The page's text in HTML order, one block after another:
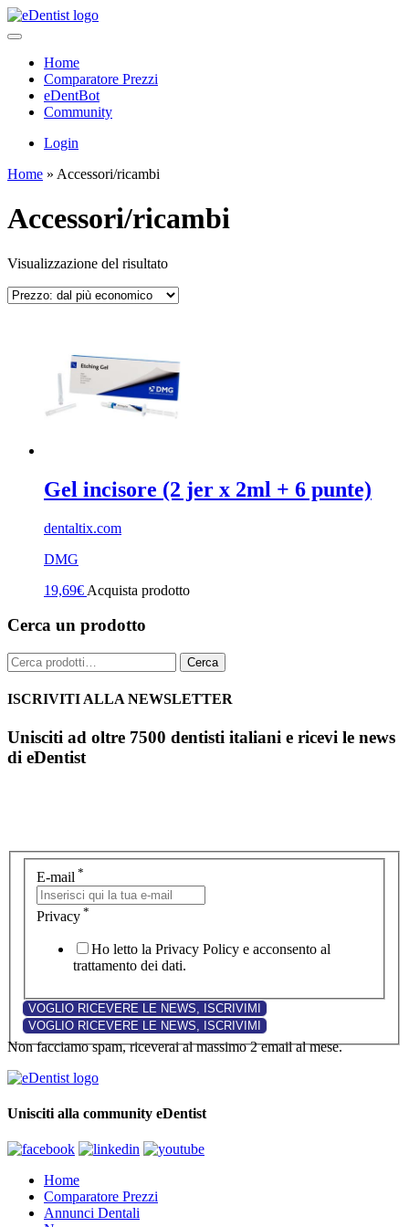
Home
Comparatore Prezzi
eDentBot
Community
Login
Home » Accessori/ricambi
Accessori/ricambi
Visualizzazione del risultato
Gel incisore (2 jer x 2ml + 6 punte)
dentaltix.com
DMG
19,69€ Acquista prodotto
Cerca un prodotto
Cerca: Cerca
ISCRIVITI ALLA NEWSLETTER
Unisciti ad oltre 7500 dentisti italiani e ricevi le news
di eDentist
E-mail *
Privacy *
Ho letto la Privacy Policy e acconsento al
trattamento dei dati.
Non facciamo spam, riceverai al massimo 2 email al mese.
Unisciti alla community eDentist
Home
Comparatore Prezzi
Annunci Dentali